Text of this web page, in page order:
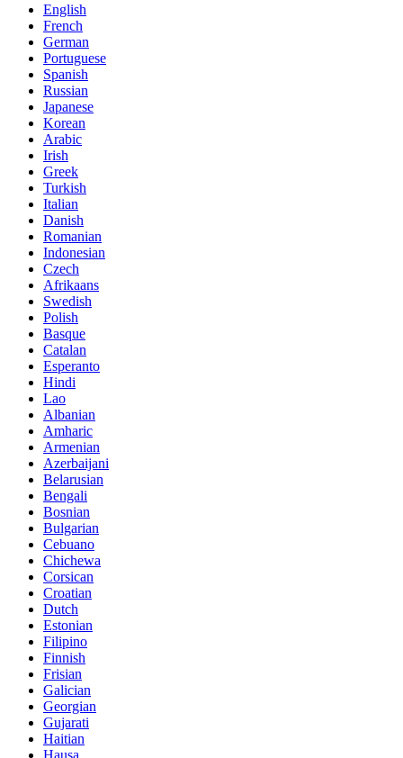
English
French
German
Portuguese
Spanish
Russian
Japanese
Korean
Arabic
Irish
Greek
Turkish
Italian
Danish
Romanian
Indonesian
Czech
Afrikaans
Swedish
Polish
Basque
Catalan
Esperanto
Hindi
Lao
Albanian
Amharic
Armenian
Azerbaijani
Belarusian
Bengali
Bosnian
Bulgarian
Cebuano
Chichewa
Corsican
Croatian
Dutch
Estonian
Filipino
Finnish
Frisian
Galician
Georgian
Gujarati
Haitian
Hausa